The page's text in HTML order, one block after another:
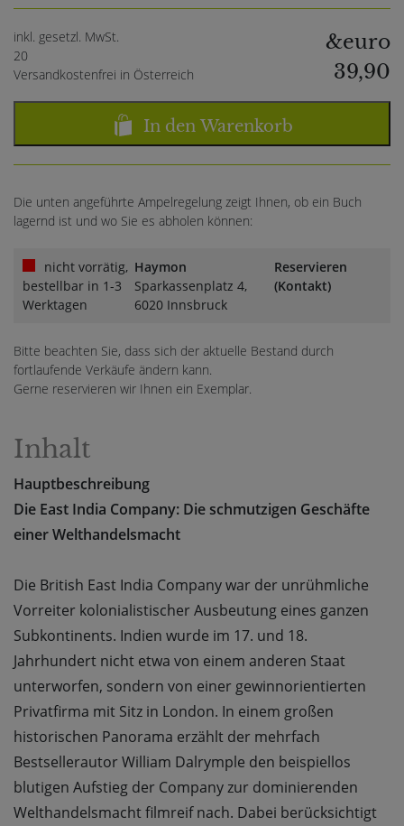
inkl. gesetzl. MwSt.
20
Versandkostenfrei in Österreich
&euro
39,90
In den Warenkorb
Die unten angeführte Ampelregelung zeigt Ihnen, ob ein Buch
lagernd ist und wo Sie es abholen können:
nicht vorrätig,
bestellbar in 1-3
Werktagen
Haymon
Sparkassenplatz 4,
6020 Innsbruck
Reservieren
(Kontakt)
Bitte beachten Sie, dass sich der aktuelle Bestand durch
fortlaufende Verkäufe ändern kann.
Gerne reservieren wir Ihnen ein Exemplar.
Inhalt
Hauptbeschreibung
Die East India Company: Die schmutzigen Geschäfte
einer Welthandelsmacht
Die British East India Company war der unrühmliche
Vorreiter kolonialistischer Ausbeutung eines ganzen
Subkontinents. Indien wurde im 17. und 18.
Jahrhundert nicht etwa von einem anderen Staat
unterworfen, sondern von einer gewinnorientierten
Privatfirma mit Sitz in London. In einem großen
historischen Panorama erzählt der mehrfach
Bestsellerautor William Dalrymple den beispiellos
blutigen Aufstieg der Company zur dominierenden
Welthandelsmacht filmreif nach. Dabei berücksichtigt